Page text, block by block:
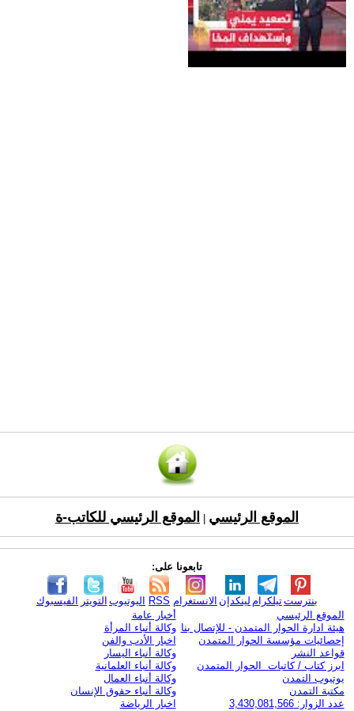
الموقع الرئيسي الموقع الرئيسي للكاتب-ة
تابعونا على:
الفيسبوك التويتر اليوتيوب RSS الانستغرام لينكدإن تيلكرامبنترست
الموقع الرئيسي
هيئة ادارة الحوار المتمدن - للإتصال بنا
إحصائيات مؤسسة الحوار المتمدن
قواعد النشر
ابرز كتاب / كاتبات الحوار المتمدن
يوتيوب التمدن
مكتبة التمدن
عدد الزوار: 3,430,081,566
أخبار عامة
وكالة أنباء المرأة
اخبار الأدب والفن
وكالة أنباء اليسار
وكالة أنباء العلمانية
وكالة أنباء العمال
وكالة أنباء حقوق الإنسان
اخبار الرياضة